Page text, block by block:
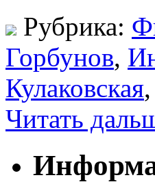
Рубрика:
Горбунов,
Кулаковская,
Читать